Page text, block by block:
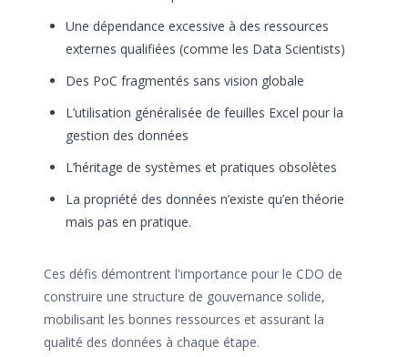
Une dépendance excessive à des ressources
externes qualifiées (comme les Data Scientists)
Des PoC fragmentés sans vision globale
L’utilisation généralisée de feuilles Excel pour la
gestion des données
L’héritage de systèmes et pratiques obsolètes
La propriété des données n’existe qu’en théorie
mais pas en pratique.
Ces défis démontrent l'importance pour le CDO de
construire une structure de gouvernance solide,
mobilisant les bonnes ressources et assurant la
qualité des données à chaque étape.